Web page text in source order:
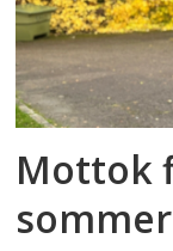
Mottok
sommer